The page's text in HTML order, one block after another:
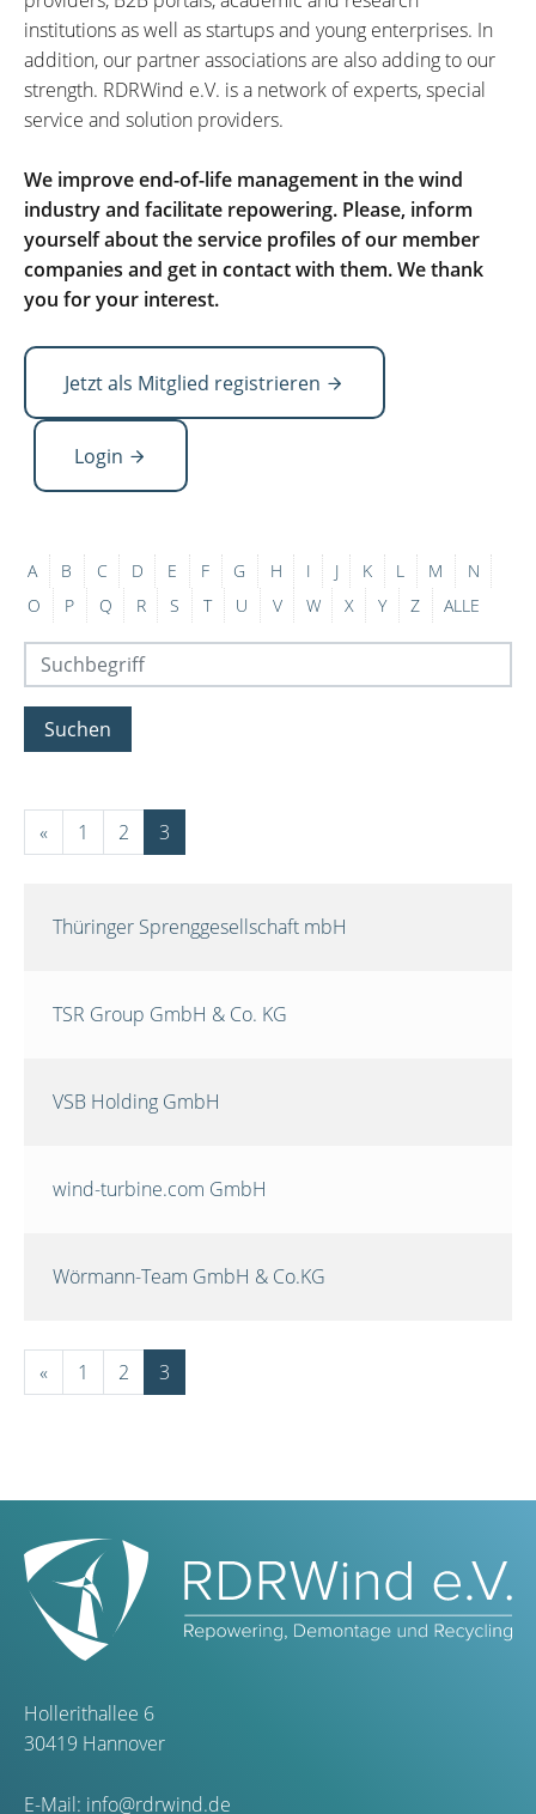
institutions as well as startups and young enterprises. In
addition, our partner associations are also adding to our
strength. RDRWind e.V. is a network of experts, special
service and solution providers.
We improve end-of-life management in the wind
industry and facilitate repowering. Please, inform
yourself about the service profiles of our member
companies and get in contact with them. We thank
you for your interest.
Jetzt als Mitglied registrieren
Login
A B C D E F G H I J K L M
N
O
P Q R S T U V W X Y Z ALLE
Suchen
« 1 2 3
Thüringer Sprenggesellschaft mbH
TSR Group GmbH & Co. KG
VSB Holding GmbH
wind-turbine.com GmbH
Wörmann-Team GmbH & Co.KG
« 1 2 3
Hollerithallee 6
30419 Hannover
E-Mail: info@rdrwind.de